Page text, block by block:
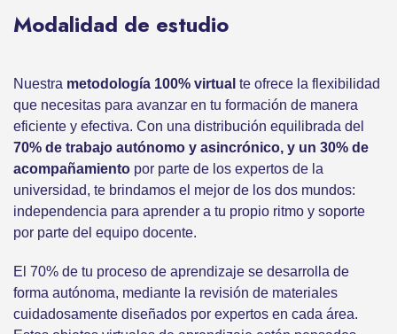
Modalidad de estudio
Nuestra metodología 100% virtual te ofrece la flexibilidad
que necesitas para avanzar en tu formación de manera
eficiente y efectiva. Con una distribución equilibrada del
70% de trabajo autónomo y asincrónico, y un 30% de
acompañamiento por parte de los expertos de la
universidad, te brindamos el mejor de los dos mundos:
independencia para aprender a tu propio ritmo y soporte
por parte del equipo docente.
El 70% de tu proceso de aprendizaje se desarrolla de
forma autónoma, mediante la revisión de materiales
cuidadosamente diseñados por expertos en cada área.